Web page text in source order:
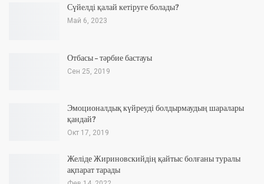
Сүйелді қалай кетіруге болады?
Май 6, 2023
Отбасы – тәрбие бастауы
Сен 25, 2019
Эмоционалдық күйреуді болдырмаудың шаралары
қандай?
Окт 17, 2019
Желіде Жириновскийдің қайтыс болғаны туралы
ақпарат тарады